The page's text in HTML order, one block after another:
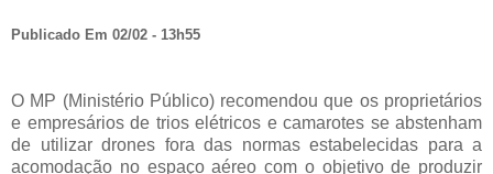
Publicado Em 02/02 - 13h55
O MP (Ministério Público) recomendou que os proprietários
e empresários de trios elétricos e camarotes se abstenham
de utilizar drones fora das normas estabelecidas para a
acomodação no espaço aéreo com o objetivo de produzir